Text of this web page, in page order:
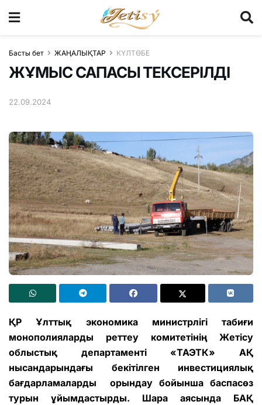
Басты бет ЖАҢАЛЫҚТАР КҮЛТӨБЕ
ЖҰМЫС САПАСЫ ТЕКСЕРІЛДІ
22.09.2024
ҚР Ұлттық экономика министрлігі табиғи
монополияларды реттеу комитетінің Жетісу
облыстық департаменті «ТАЭТК» АҚ
нысандарындағы бекітілген инвестициялық
бағдарламаларды орындау бойынша баспасөз
турын ұйымдастырды. Шара аясында БАҚ